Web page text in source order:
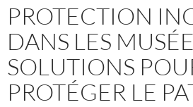
PROTECTION
DANS LES
SOLUTIONS
PROTÉGER LE